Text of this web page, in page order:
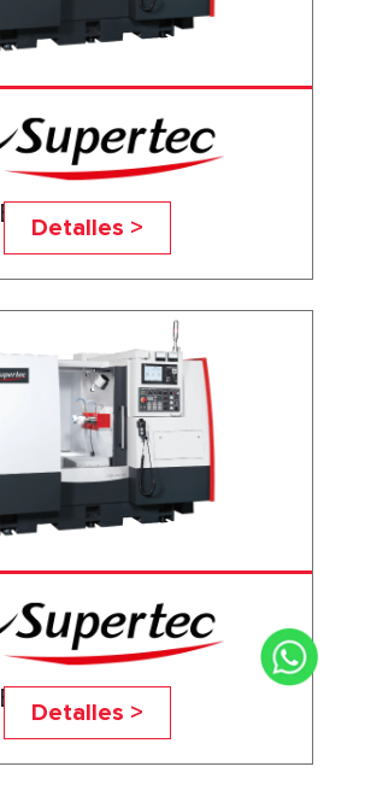
EGM 350 A 2-5
Detalles >
EGM 350 A 2-6
Detalles >